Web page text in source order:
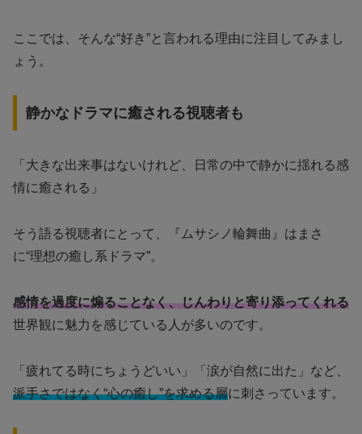
ここでは、そんな“好き”と言われる理由に注目してみまし
ょう。
静かなドラマに癒される視聴者も
「大きな出来事はないけれど、日常の中で静かに揺れる感
情に癒される」
そう語る視聴者にとって、『ムサシノ輪舞曲』はまさ
に“理想の癒し系ドラマ”。
感情を過度に煽ることなく、じんわりと寄り添ってくれる
世界観に魅力を感じている人が多いのです。
「疲れてる時にちょうどいい」「涙が自然に出た」など、
派手さではなく“心の癒し”を求める層に刺さっています。